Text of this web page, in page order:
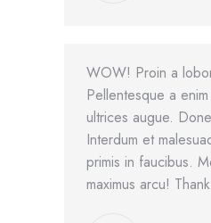
WOW! Proin a
Pellentesque a
ultrices augue.
Interdum et
primis in faucibus.
maximus arcu!